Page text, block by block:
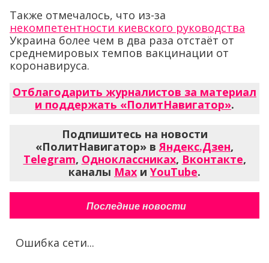
Также отмечалось, что из-за
некомпетентности киевского руководства
Украина более чем в два раза отстаёт от
среднемировых темпов вакцинации от
коронавируса.
Отблагодарить журналистов за материал
и поддержать «ПолитНавигатор».
Подпишитесь на новости
«ПолитНавигатор» вЯндекс.Дзен,
Telegram, Одноклассниках, Вконтакте,
каналы Max и YouTube.
Последние новости
Ошибка сети...